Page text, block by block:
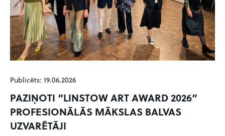
Publicēts: 19.06.2026
PAZIŅOTI “LINSTOW ART AWARD 2026”
PROFESIONĀLĀS MĀKSLAS BALVAS
UZVARĒTĀJI